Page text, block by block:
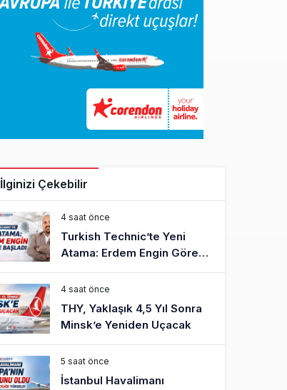
İlginizi Çekebilir
4 saat önce
Turkish Technic’te Yeni
Atama: Erdem Engin Göreve
Başladı
4 saat önce
THY, Yaklaşık 4,5 Yıl Sonra
Minsk’e Yeniden Uçacak
5 saat önce
İstanbul Havalimanı